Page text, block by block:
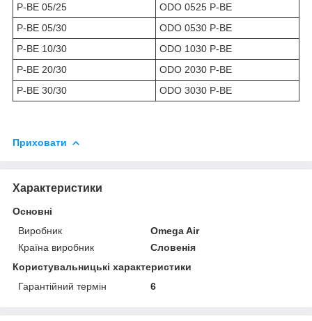
P-BE 05/25
ODO 0525 P-BE
P-BE 05/30
ODO 0530 P-BE
P-BE 10/30
ODO 1030 P-BE
P-BE 20/30
ODO 2030 P-BE
P-BE 30/30
ODO 3030 P-BE
Приховати
Характеристики
Основні
Виробник
Omega Air
Країна виробник
Словенія
Користувальницькі характеристики
Гарантійний термін
6